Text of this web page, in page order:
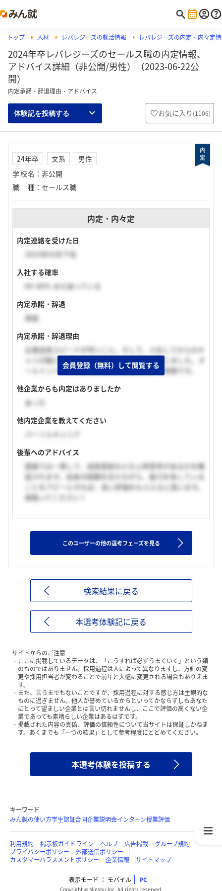
トップ 人材 レバレジーズの就活情報 レバレジーズの内定・内々定
2024年卒レバレジーズのセールス職の内定情報、
アドバイス詳細（非公開/男性）（2023-06-22公
開）
内定承諾・辞退理由・アドバイス
体験記を投稿する お気に入り (1106)
24年卒 文系
男性
学校名 ： 非公開
職種 ： セールス職
内定・内々定
内定連絡を受けた日
2023年03月下旬
入社する確率
60~80% まだ迷っている
内定承諾・辞退
承諾
内定承諾・辞退理由
企業成長スピードが早いこと。そして、入社してからのキ
ャリが縦にも横にも広げられる点に魅力を感じました。オ
ールインハウスである点もこの企業の大きな特徴です。
他企業からも内定はありましたか
あった
他内定企業を教えてください
パーソルキャリア
後輩へのアドバイス
面接では一貫して、成長意欲などの上昇思考があるかを確
認されます。自身の経験を交えながら、能力を有している
ことをアピールすれば、良い評価をもらえると思います。
頑張ってください！
会員登録（無料）して閲覧する
このユーザーの他の選考フェーズを見る
検索結果に戻る
本選考体験記に戻る
サイトからのご注意
ここに掲載しているデータは、「こうすれば必ずうまくいく」という類
のものではありません。採用過程は人によって異なりますし、方針の変
更や採用担当者が変わることで前年と大幅に変更される場合もありえま
す。
また、言うまでもないことですが、採用過程に対する感じ方は主観的な
ものに過ぎません。他人が誉めているからといってかならずしもあなた
にとって望ましい企業とは言い切れませんし、ここで評価の高くない企
業であっても素晴らしい企業はあるはずです。
掲載された内容の真偽、評価の信頼性について当サイトは保証しかねま
す。あくまでも「一つの結果」として参考程度にとどめてください。
本選考体験を投稿する
キーワード
みん就の使い方学生認証合同企業説明会インターン授業評価
利用規約 掲示板ガイドライン ヘルプ 広告掲載
グループ規約
プライバシーポリシー
外部送信ポリシー
カスタマーハラスメントポリシー
企業情報 サイトマップ
表示モード モバイル PC
Copyright © Minshu Inc. All rights reserved.